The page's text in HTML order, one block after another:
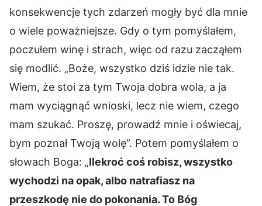
konsekwencje tych zdarzeń mogły być dla mnie
o wiele poważniejsze. Gdy o tym pomyślałem,
poczułem winę i strach, więc od razu zacząłem
się modlić. „Boże, wszystko dziś idzie nie tak.
Wiem, że stoi za tym Twoja dobra wola, a ja
mam wyciągnąć wnioski, lecz nie wiem, czego
mam szukać. Proszę, prowadź mnie i oświecaj,
bym poznał Twoją wolę”. Potem pomyślałem o
słowach Boga: „Ilekroć coś robisz, wszystko
wychodzi na opak, albo natrafiasz na
przeszkodę nie do pokonania. To Bóg